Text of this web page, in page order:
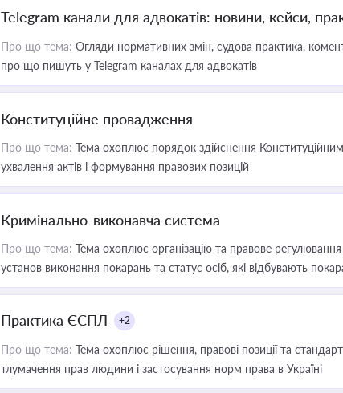
Telegram канали для адвокатів: новини, кейси,
Про що тема: Огляди нормативних змін, судова практика,
про що пишуть у Telegram каналах для адвокатів
Конституційне провадження
Про що тема: Тема охоплює порядок здійснення
ухвалення актів і формування правових позицій
Кримінально-виконавча система
Про що тема: Тема охоплює організацію та правове
установ виконання покарань та статус осіб, які відбувають
Практика ЄСПЛ +2
Про що тема: Тема охоплює рішення, правові позиції та
тлумачення прав людини і застосування норм права в Україні